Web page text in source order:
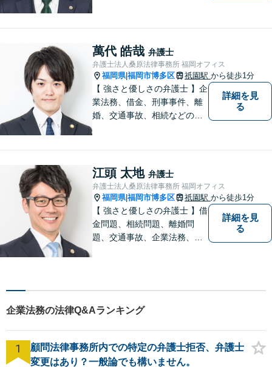
なリーガルサービスを提供い
たします。
萬代 皓哉 弁護士
弁護士法人桑原法律事務所 福岡オフィス
福岡県|福岡市博多区 祇園駅 から徒歩1分
【 強さと優しさの弁護士 】企
業法務、借金、刑事事件、離
婚、交通事故、相続などのご
なリーガルサービスを提供い
たします。
詳細を見
る
江頭 太地 弁護士
弁護士法人桑原法律事務所 福岡オフィス
福岡県|福岡市博多区 祇園駅 から徒歩1分
【 強さと優しさの弁護士 】借
金問題、相続問題、離婚問
題、交通事故、企業法務、刑
よる迅速で最適なリーガルサ
ービスを提供いたします。
詳細を見
る
企業法務の法律Q&Aランキング
1
顧問法律事務所内での特定の弁護士拒否、弁護士
変更はあり？一般論でも構いません。